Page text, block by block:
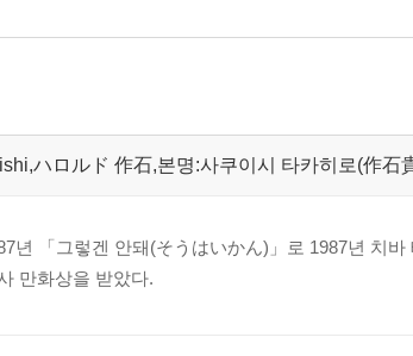
ハロルド 作石,본명:사쿠이시 타카히로(作石
년 「그렇겐 안돼(そうはいかん)」로 1987년 치
만화상을 받았다.